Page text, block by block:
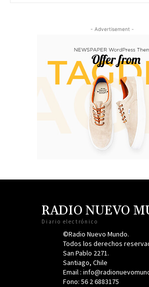
- Advertisement -
RADIO NUEVO
Diario electrónico
©Radio Nuevo Mundo.
Todos los derechos
San Pablo 2271.
Santiago, Chile
Email :
Fono: 56 2 6883175